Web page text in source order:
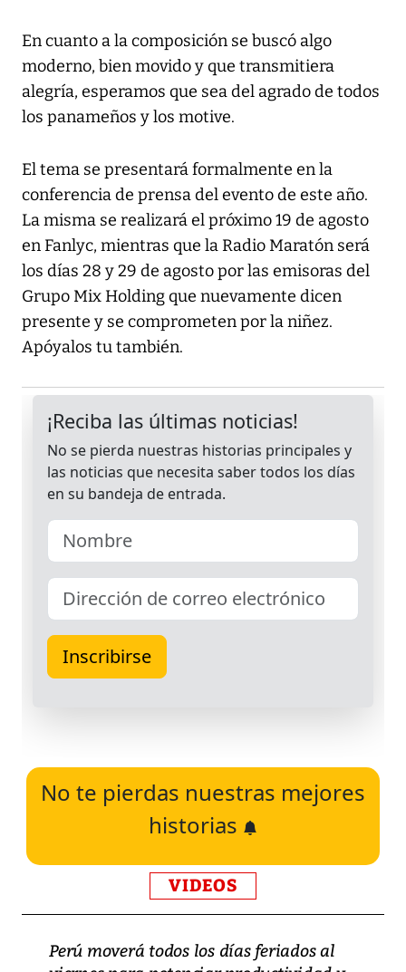
En cuanto a la composición se buscó algo
moderno, bien movido y que transmitiera
alegría, esperamos que sea del agrado de todos
los panameños y los motive.
El tema se presentará formalmente en la
conferencia de prensa del evento de este año.
La misma se realizará el próximo 19 de agosto
en Fanlyc, mientras que la Radio Maratón será
los días 28 y 29 de agosto por las emisoras del
Grupo Mix Holding que nuevamente dicen
presente y se comprometen por la niñez.
Apóyalos tu también.
No te pierdas nuestras mejores
historias
VIDEOS
Perú moverá todos los días feriados al